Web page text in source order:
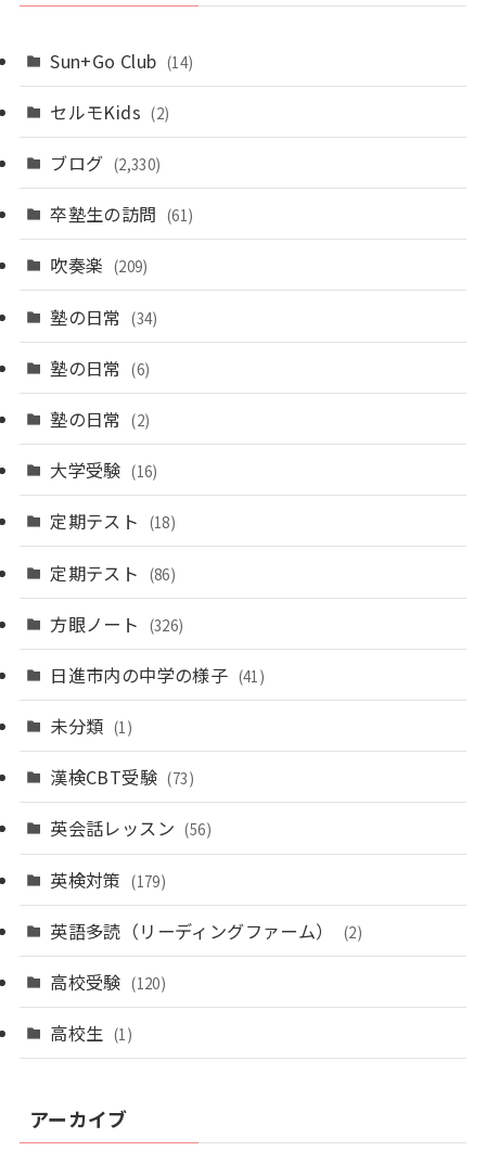
Sun+Go Club (14)
セルモKids (2)
ブログ (2,330)
卒塾生の訪問 (61)
吹奏楽 (209)
塾の日常 (34)
塾の日常 (6)
塾の日常 (2)
大学受験 (16)
定期テスト (18)
定期テスト (86)
方眼ノート (326)
日進市内の中学の様子 (41)
未分類 (1)
漢検CBT受験 (73)
英会話レッスン (56)
英検対策 (179)
英語多読（リーディングファーム） (2)
高校受験 (120)
高校生 (1)
アーカイブ